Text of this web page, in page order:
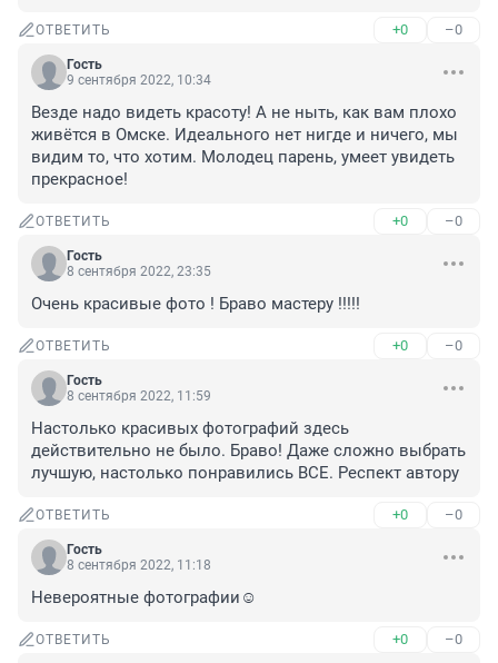
ОТВЕТИТЬ +0 –0
Гость
9 сентября 2022, 10:34
Везде надо видеть красоту! А не ныть, как вам плохо
живётся в Омске. Идеального нет нигде и ничего, мы
видим то, что хотим. Молодец парень, умеет увидеть
прекрасное!
ОТВЕТИТЬ +0 –0
Гость
8 сентября 2022, 23:35
Очень красивые фото ! Браво мастеру !!!!!
ОТВЕТИТЬ +0 –0
Гость
8 сентября 2022, 11:59
Настолько красивых фотографий здесь
действительно не было. Браво! Даже сложно выбрать
лучшую, настолько понравились ВСЕ. Респект автору
ОТВЕТИТЬ +0 –0
Гость
8 сентября 2022, 11:18
Невероятные фотографии☺️
ОТВЕТИТЬ +0 –0